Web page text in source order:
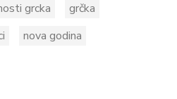
grcka
grčka
nova godina